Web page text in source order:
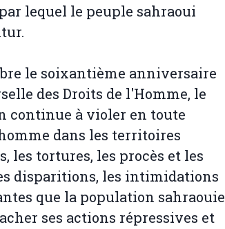
lequel le peuple sahraoui
le soixantième anniversaire
des Droits de l'Homme, le
continue à violer en toute
dans les territoires
les tortures, les procès et les
disparitions, les intimidations
que la population sahraouie
ses actions répressives et